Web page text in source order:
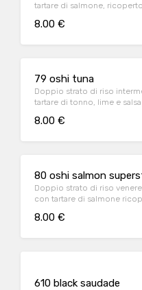
tartare di salmone,
8.00 €
79 oshi tuna
Doppio strato di riso
tartare di tonno, lime e
8.00 €
80 oshi salmon
Doppio strato di riso
con tartare di salmone
8.00 €
610 black saudade